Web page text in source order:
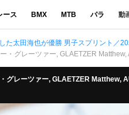
ース BMX MTB パラ 動
た太田海也が優勝 男子スプリント／
・グレーツァー, GLAETZER
グレーツァー, GLAETZER